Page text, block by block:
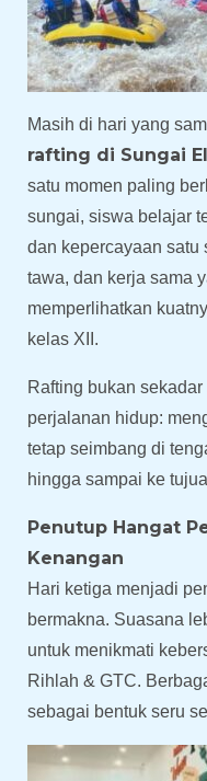
Masih di hari yang
rafting di Sungai
satu momen paling
sungai, siswa belajar
dan kepercayaan satu
tawa, dan kerja sama
memperlihatkan
kelas XII.
Rafting bukan
perjalanan hidup:
tetap seimbang di
hingga sampai ke
Penutup Hangat
Kenangan
Hari ketiga menjadi
bermakna. Suasana
untuk menikmati
Rihlah & GTC.
sebagai bentuk seru